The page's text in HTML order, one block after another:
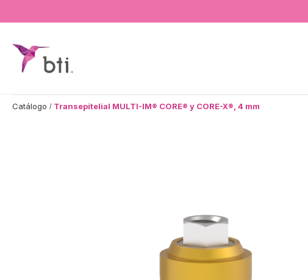
BTI - Human Tecnology
Catálogo Transepitelial MULTI-IM® CORE® y CORE-X®, 4 mm